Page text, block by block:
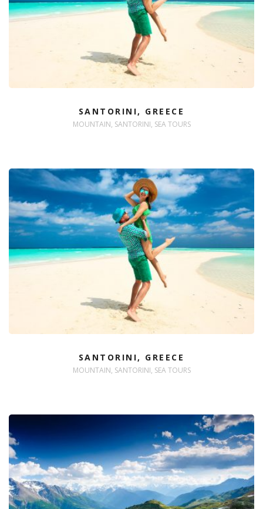
SANTORINI, GREECE
MOUNTAIN, SANTORINI, SEA TOURS
SANTORINI, GREECE
MOUNTAIN, SANTORINI, SEA TOURS